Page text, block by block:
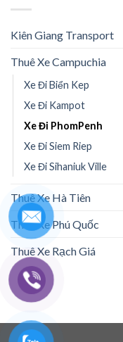
Kiên Giang Transport
Thuê Xe Campuchia
Xe Đi Biển Kep
Xe Đi Kampot
Xe Đi PhomPenh
Xe Đi Siem Riep
Xe Đi Sihaniuk Ville
Thuê Xe Hà Tiên
Thuê Xe Phú Quốc
Thuê Xe Rạch Giá